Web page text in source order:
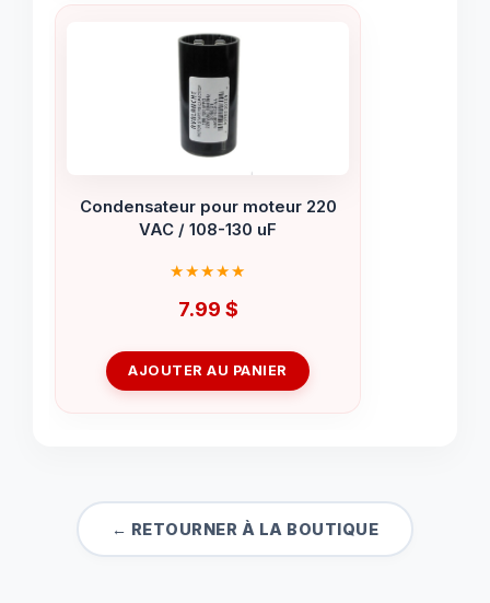
Condensateur pour moteur 220
VAC / 108-130 uF
7.99 $
AJOUTER AU PANIER
← RETOURNER À LA BOUTIQUE